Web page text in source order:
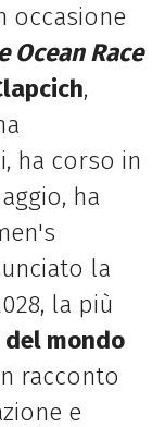
occasione
Ocean Race
,
ha corso in
ha
la
la più
del mondo
racconto
e